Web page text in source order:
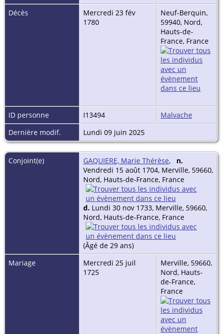
Décès
Mercredi 23 fév
1780
Neuf-Berquin,
59940, Nord,
Hauts-de-
France, France
ID personne I13494
Malvache
Dernière modif.
Lundi 09 juin 2025
Conjoint(e) GAQUIERE, Marie Thérèse, n.
Vendredi 15 août 1704, Merville, 59660,
Nord, Hauts-de-France, France
d. Lundi 30 nov 1733, Merville, 59660,
Nord, Hauts-de-France, France
(Âgé de 29 ans)
Mariage
Mercredi 25 juil
1725
Merville, 59660,
Nord, Hauts-
de-France,
France